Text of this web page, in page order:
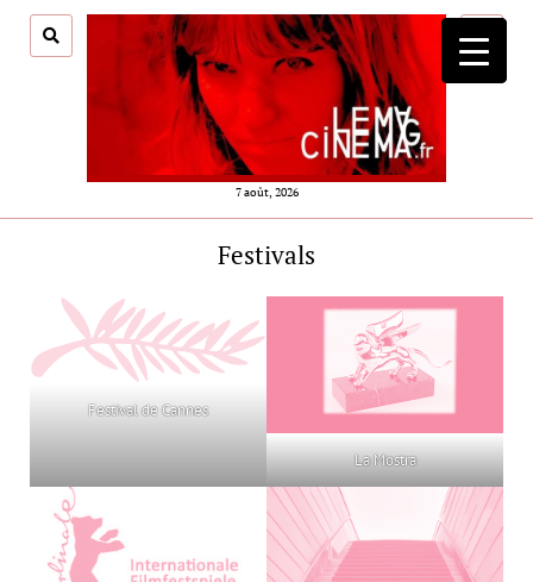
7 août, 2026
menu
Festivals
Festival de Cannes
La Mostra